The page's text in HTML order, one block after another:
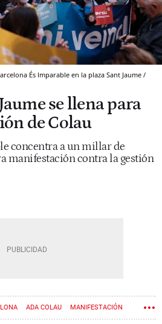
És Imparable en la plaza Sant Jaume /
se llena para
de Colau
concentra a un millar de
manifestación contra la gestión
ADA COLAU MANIFESTACIÓN